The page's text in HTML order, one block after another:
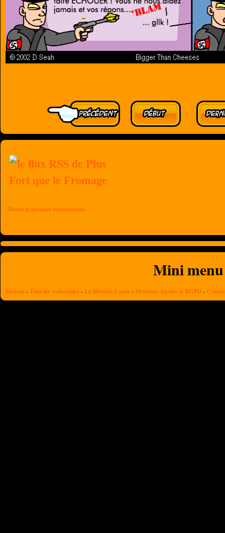
Mettre le premier commentaire
Mini menu
Maison -Tous les webcomics - La librairie Lapin - Mentions légales et RGPD -